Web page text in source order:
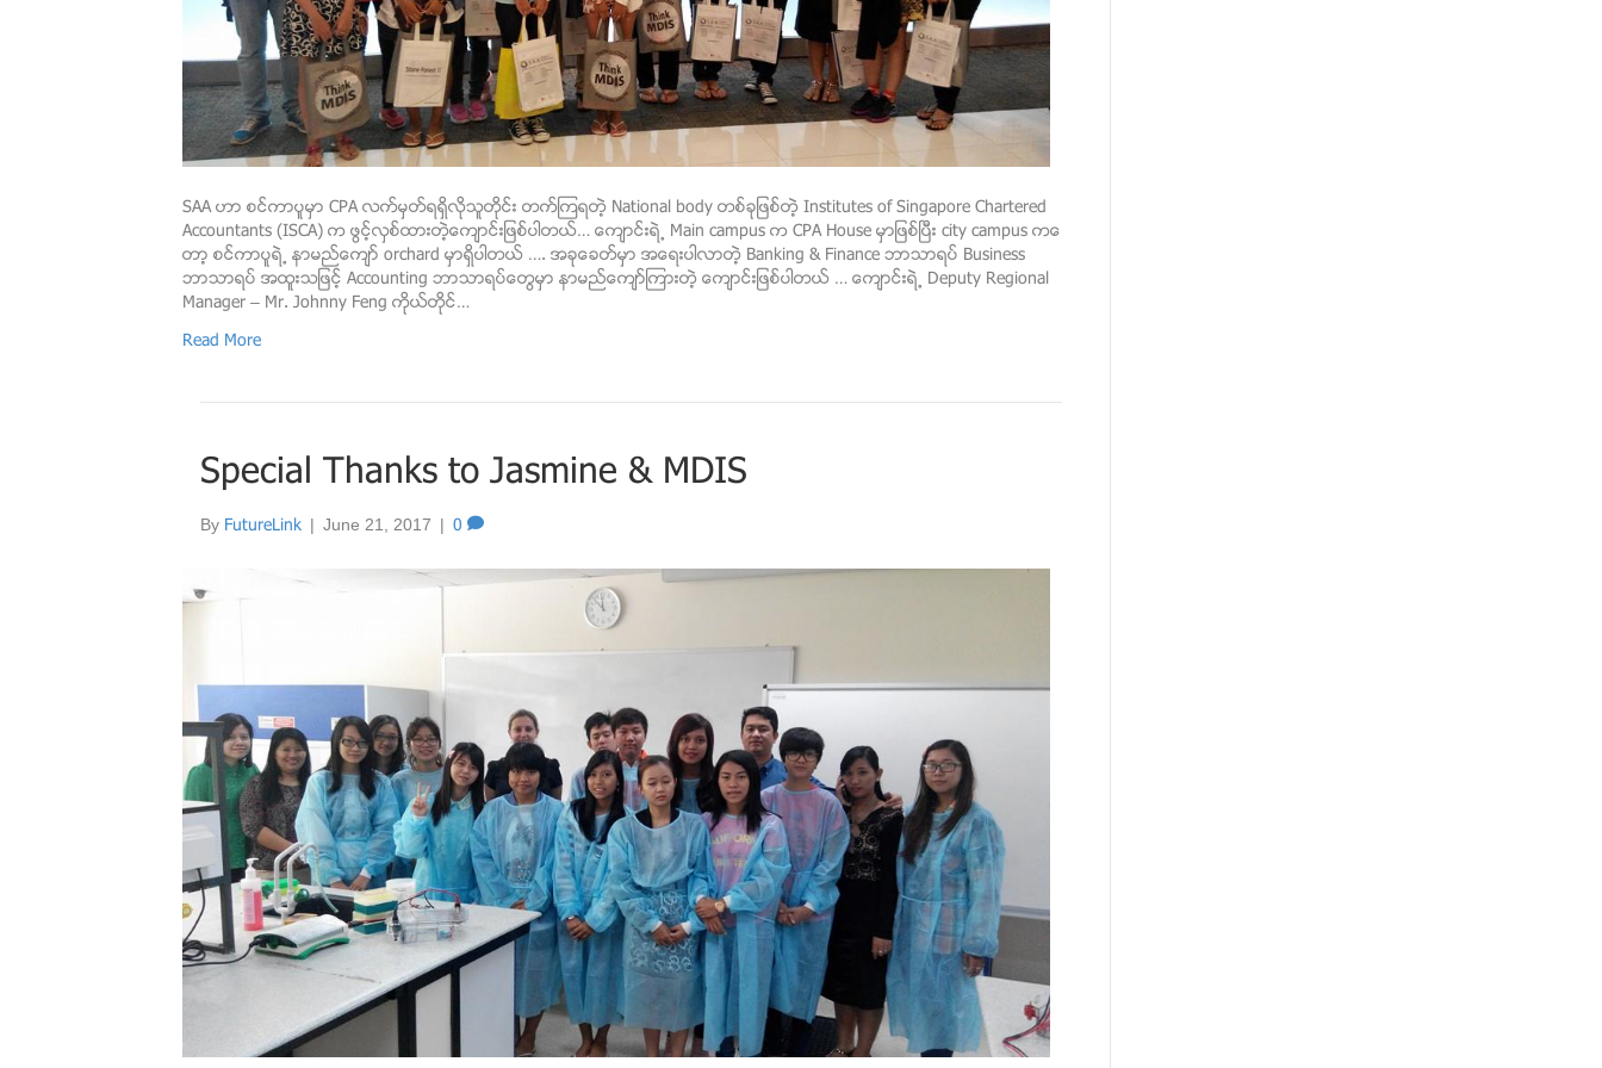
SAA ဟာ စင္ကာပူမွာ CPA လက္မွတ္ရရွိလိုသူတိုင္း တက္ၾကရတဲ့ National body တစ္ခုျဖစ္တဲ့ Institutes of Singapore Chartered
Accountants (ISCA) က ဖြင့္လွစ္ထားတဲ့ေက်ာင္းျဖစ္ပါတယ္… ေက်ာင္းရဲ႕ Main campus က CPA House မွာျဖစ္ၿပီး city campus ကေ
တာ့ စင္ကာပူရဲ႕ နာမည္ေက်ာ္ orchard မွာရွိပါတယ္ …. အခုေခတ္မွာ အေရးပါလာတဲ့ Banking & Finance ဘာသာရပ္ Business
ဘာသာရပ္ အထူးသျဖင့္ Accounting ဘာသာရပ္ေတြမွာ နာမည္ေက်ာ္ၾကားတဲ့ ေက်ာင္းျဖစ္ပါတယ္ … ေက်ာင္းရဲ႕ Deputy Regional
Manager – Mr. Johnny Feng ကိုယ္တိုင္…
Read More
Special Thanks to Jasmine & MDIS
By FutureLink | June 21, 2017 | 0